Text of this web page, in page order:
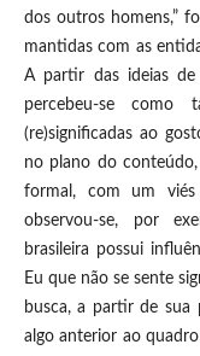
dos outros homens,”
mantidas com as
A partir das ideias de
percebeu-se como
(re)significadas ao
no plano do
formal, com um viés
observou-se, por
brasileira possui
Eu que não se sente
busca, a partir de sua
algo anterior ao